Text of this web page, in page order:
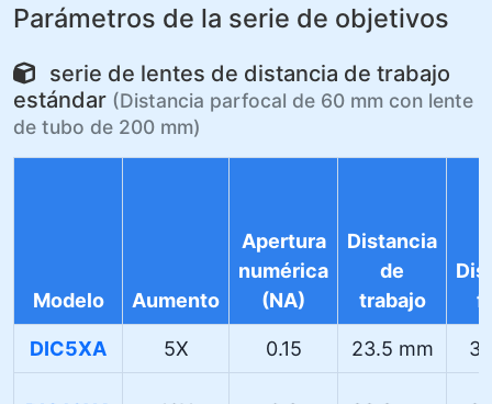
Parámetros de la serie de objetivos
serie de lentes de distancia de trabajo
estándar (Distancia parfocal de 60 mm con lente
de tubo de 200 mm)
Modelo Aumento
Apertura
numérica
(NA)
Distancia
de
trabajo
DIC5XA 5X 0.15 23.5 mm